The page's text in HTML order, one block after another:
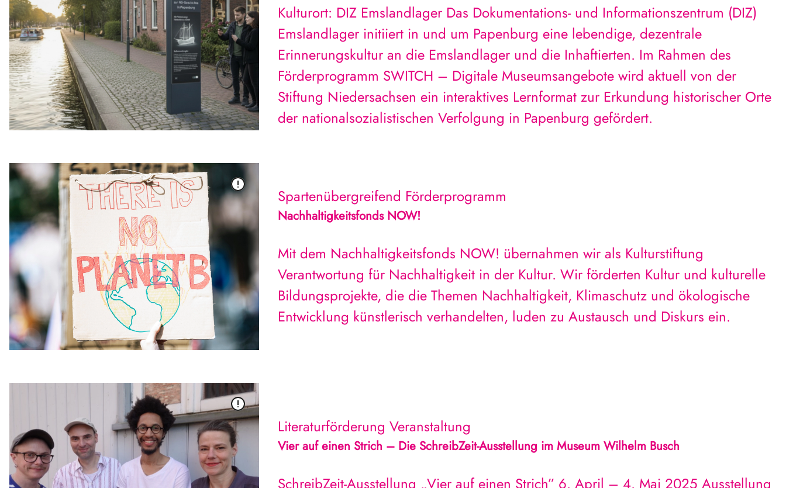
Kulturort: DIZ Emslandlager Das Dokumentations- und Informationszentrum (DIZ)
Emslandlager initiiert in und um Papenburg eine lebendige, dezentrale
Erinnerungskultur an die Emslandlager und die Inhaftierten. Im Rahmen des
Förderprogramm SWITCH – Digitale Museumsangebote wird aktuell von der
Stiftung Niedersachsen ein interaktives Lernformat zur Erkundung historischer Orte
der nationalsozialistischen Verfolgung in Papenburg gefördert.
Spartenübergreifend Förderprogramm
Nachhaltigkeitsfonds NOW!
Mit dem Nachhaltigkeitsfonds NOW! übernahmen wir als Kulturstiftung
Verantwortung für Nachhaltigkeit in der Kultur. Wir förderten Kultur und kulturelle
Bildungsprojekte, die die Themen Nachhaltigkeit, Klimaschutz und ökologische
Entwicklung künstlerisch verhandelten, luden zu Austausch und Diskurs ein.
Literaturförderung Veranstaltung
Vier auf einen Strich – Die SchreibZeit-Ausstellung im Museum Wilhelm Busch
SchreibZeit-Ausstellung „Vier auf einen Strich” 6. April – 4. Mai 2025 Ausstellung